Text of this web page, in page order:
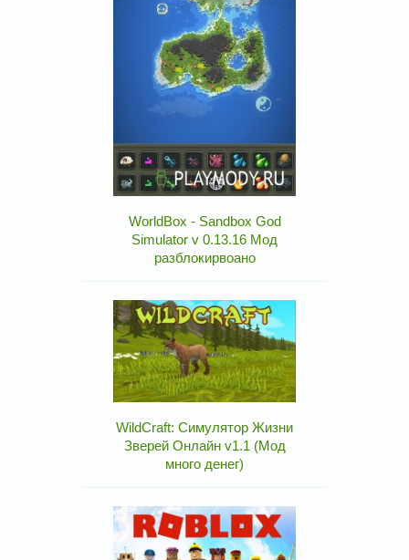
WorldBox - Sandbox God
Simulator v 0.13.16 Мод
разблокирвоано
WildCraft: Симулятор Жизни
Зверей Онлайн v1.1 (Мод
много денег)